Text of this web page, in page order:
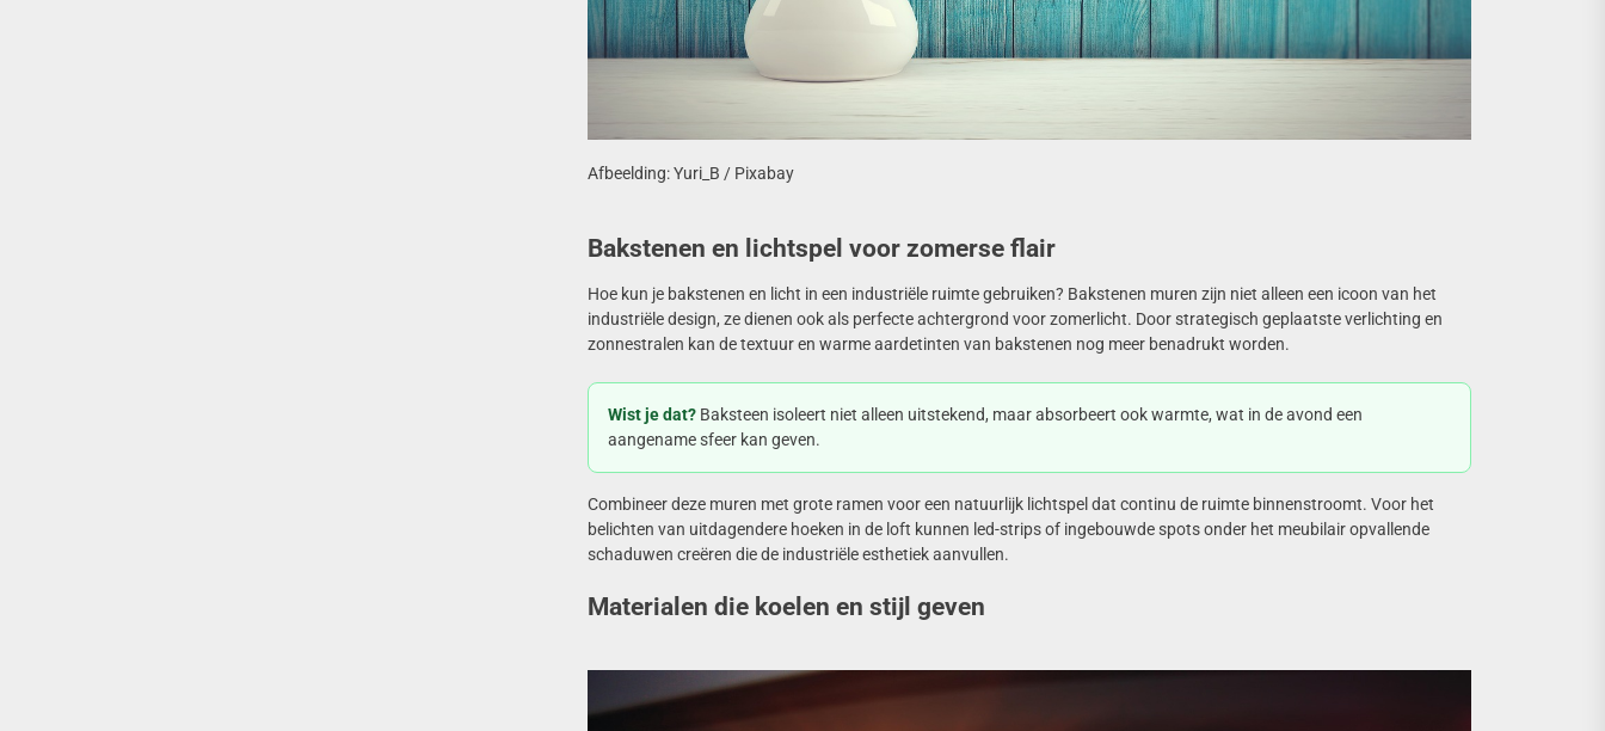
Afbeelding: Yuri_B / Pixabay
Bakstenen en lichtspel voor zomerse flair
Hoe kun je bakstenen en licht in een industriële ruimte gebruiken? Bakstenen muren zijn niet alleen een icoon van het
industriële design, ze dienen ook als perfecte achtergrond voor zomerlicht. Door strategisch geplaatste verlichting en
zonnestralen kan de textuur en warme aardetinten van bakstenen nog meer benadrukt worden.
Wist je dat?Baksteen isoleert niet alleen uitstekend, maar absorbeert ook warmte, wat in de avond een
aangename sfeer kan geven.
Combineer deze muren met grote ramen voor een natuurlijk lichtspel dat continu de ruimte binnenstroomt. Voor het
belichten van uitdagendere hoeken in de loft kunnen led-strips of ingebouwde spots onder het meubilair opvallende
schaduwen creëren die de industriële esthetiek aanvullen.
Materialen die koelen en stijl geven